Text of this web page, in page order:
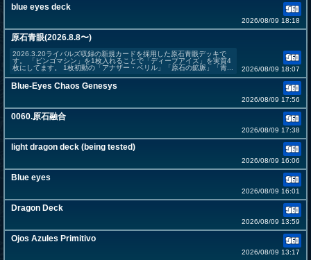
blue eyes deck
2026/08/09 18:18
原石青眼(2026.8.8〜)
2026.3.20ライバルズ収録の新規カードを採用した原石青眼デッキで
す。 「ビンゴマシン」を1枚入れることで「ディープアイズ」を実質4
枚にしてます。 1枚初動の「アナザー・ベリル」「原石の鉱脈」「青...
2026/08/09 18:07
Blue-Eyes Chaos Genesys
2026/08/09 17:56
0060.原石融合
2026/08/09 17:38
light dragon deck (being tested)
2026/08/09 16:06
Blue eyes
2026/08/09 16:01
Dragon Deck
2026/08/09 13:59
Ojos Azules Primitivo
2026/08/09 13:17